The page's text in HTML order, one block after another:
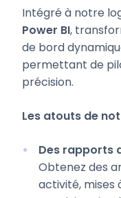
Intégré à notre
Power BI,
de bord
permettant de
précision.
Les atouts de
Des rapports
Obtenez des
activité, mises